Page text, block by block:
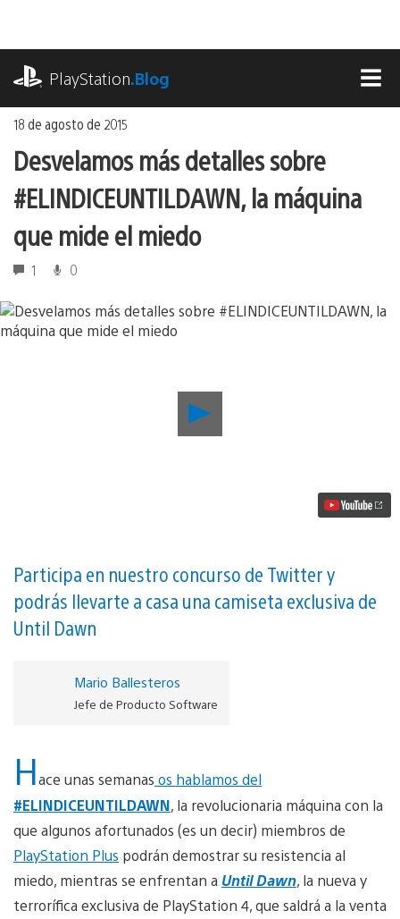
contenido
PlayStation.Blog
18 de agosto de 2015
Desvelamos más detalles sobre
#ELINDICEUNTILDAWN, la máquina
que mide el miedo
1 0
más
#ELINDICEUNTILDAWN,
el
miedo
vídeo
Participa en nuestro concurso de Twitter y
podrás llevarte a casa una camiseta exclusiva de
Until Dawn
Mario Ballesteros
Jefe de Producto Software
Hace unas semanas os hablamos del
#ELINDICEUNTILDAWN, la revolucionaria máquina con la
que algunos afortunados (es un decir) miembros de
PlayStation Plus podrán demostrar su resistencia al
miedo, mientras se enfrentan a Until Dawn, la nueva y
terrorífica exclusiva de PlayStation 4, que saldrá a la venta